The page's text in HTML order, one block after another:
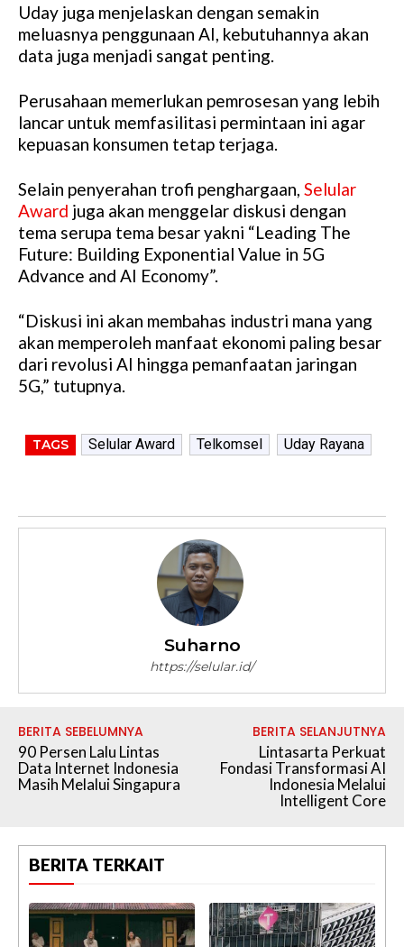
Uday juga menjelaskan dengan semakin
meluasnya penggunaan AI, kebutuhannya akan
data juga menjadi sangat penting.
Perusahaan memerlukan pemrosesan yang lebih
lancar untuk memfasilitasi permintaan ini agar
kepuasan konsumen tetap terjaga.
Selain penyerahan trofi penghargaan, Selular
Award juga akan menggelar diskusi dengan
tema serupa tema besar yakni “Leading The
Future: Building Exponential Value in 5G
Advance and AI Economy”.
“Diskusi ini akan membahas industri mana yang
akan memperoleh manfaat ekonomi paling besar
dari revolusi AI hingga pemanfaatan jaringan
5G,” tutupnya.
TAGS Selular Award Telkomsel Uday Rayana
Suharno
https://selular.id/
BERITA SEBELUMNYA
90 Persen Lalu Lintas
Data Internet Indonesia
Masih Melalui Singapura
BERITA SELANJUTNYA
Lintasarta Perkuat
Fondasi Transformasi AI
Indonesia Melalui
Intelligent Core
BERITA TERKAIT